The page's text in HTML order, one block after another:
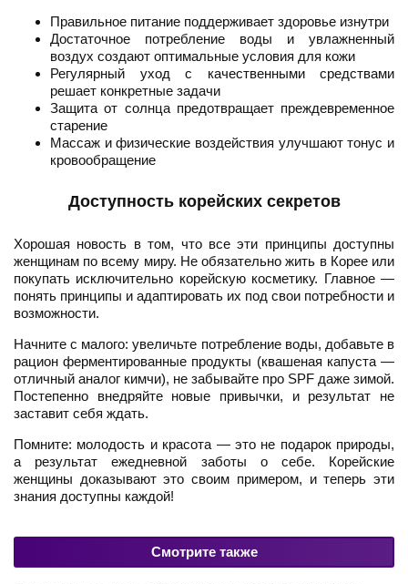
Правильное питание поддерживает здоровье изнутри
Достаточное потребление воды и увлажненный
воздух создают оптимальные условия для кожи
Регулярный уход с качественными средствами
решает конкретные задачи
Защита от солнца предотвращает преждевременное
старение
Массаж и физические воздействия улучшают тонус и
кровообращение
Доступность корейских секретов
Хорошая новость в том, что все эти принципы доступны
женщинам по всему миру. Не обязательно жить в Корее или
покупать исключительно корейскую косметику. Главное —
понять принципы и адаптировать их под свои потребности и
возможности.
Начните с малого: увеличьте потребление воды, добавьте в
рацион ферментированные продукты (квашеная капуста —
отличный аналог кимчи), не забывайте про SPF даже зимой.
Постепенно внедряйте новые привычки, и результат не
заставит себя ждать.
Помните: молодость и красота — это не подарок природы,
а результат ежедневной заботы о себе. Корейские
женщины доказывают это своим примером, и теперь эти
знания доступны каждой!
Смотрите также